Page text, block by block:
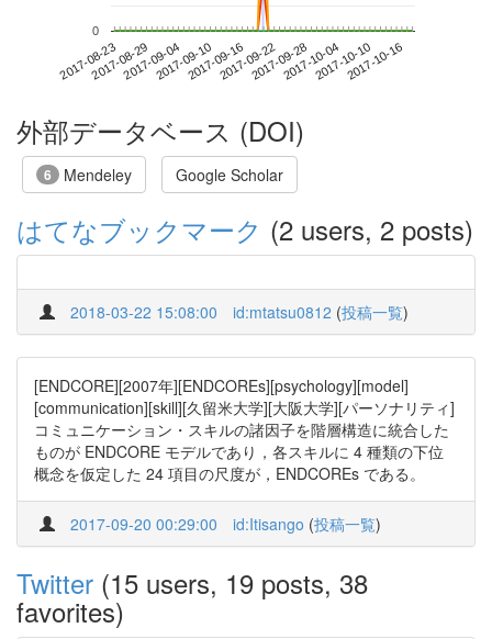
2017-08-232017-08-292017-09-042017-09-102017-09-162017-09-222017-09-282017-10-042017-10-102017-10-16
0
外部データベース (DOI)
6 Mendeley Google Scholar
はてなブックマーク (2 users, 2 posts)
2018-03-22 15:08:00 id:mtatsu0812 (投稿一覧)
[ENDCORE][2007年][ENDCOREs][psychology][model]
[communication][skill][久留米大学][大阪大学][パーソナリティ]
コミュニケーション・スキルの諸因子を階層構造に統合した
ものが ENDCORE モデルであり，各スキルに 4 種類の下位
概念を仮定した 24 項目の尺度が，ENDCOREs である。
2017-09-20 00:29:00 id:Itisango (投稿一覧)
Twitter (15 users, 19 posts, 38
favorites)